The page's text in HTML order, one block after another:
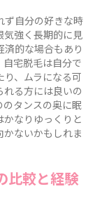
ず自分の好きな時
気強く長期的に見
的な場合もあり
宅脱毛は自分で
、ムラになる可
る方には良いの
のタンスの奥に眠
なりゆっくりと
ないかもしれま
比較と経験